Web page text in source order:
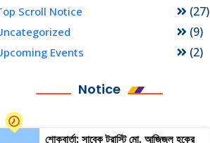
Scroll Notice (27)
(9)
Events (2)
Notice
শোকবার্তা: সাবেক ট্রাস্টি মো. আজিজুল হকের